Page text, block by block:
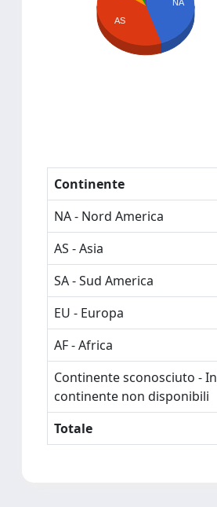
NA
AS
Continente
NA - Nord America
AS - Asia
SA - Sud America
EU - Europa
AF - Africa
Continente sconosciuto -
continente non disponibili
Totale